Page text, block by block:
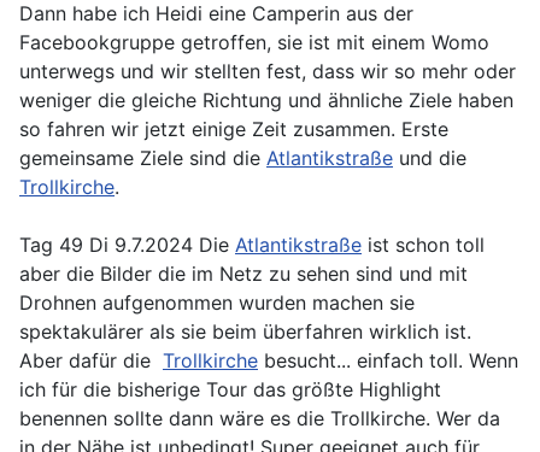
Dann habe ich Heidi eine Camperin aus der
Facebookgruppe getroffen, sie ist mit einem Womo
unterwegs und wir stellten fest, dass wir so mehr oder
weniger die gleiche Richtung und ähnliche Ziele haben
so fahren wir jetzt einige Zeit zusammen. Erste
gemeinsame Ziele sind die Atlantikstraße und die
Trollkirche.
Tag 49 Di 9.7.2024 Die Atlantikstraße ist schon toll
aber die Bilder die im Netz zu sehen sind und mit
Drohnen aufgenommen wurden machen sie
spektakulärer als sie beim überfahren wirklich ist.
Aber dafür die Trollkirche besucht... einfach toll. Wenn
ich für die bisherige Tour das größte Highlight
benennen sollte dann wäre es die Trollkirche. Wer da
in der Nähe ist unbedingt! Super geeignet auch für